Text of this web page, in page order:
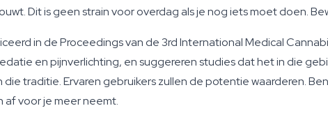
Dit is geen strain voor overdag als je nog iets moet doen.
in de Proceedings van de 3rd International Medical
en pijnverlichting, en suggereren studies dat het in die
traditie. Ervaren gebruikers zullen de potentie waarderen.
voor je meer neemt.